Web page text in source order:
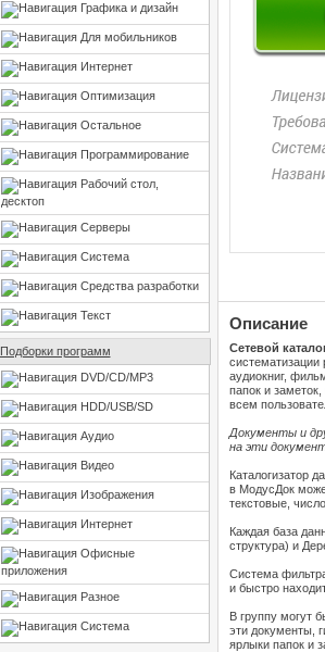
Графика и дизайн
Для мобильников
Интернет
Оптимизация
Остальное
Программирование
Рабочий стол,
десктоп
Серверы
Система
Средства разработки
Текст
Подборки программ
DVD/CD/MP3
HDD/USB/SD
Аудио
Видео
Изображения
Интернет
Офисные
приложения
Разное
Система
Описание
Сетевой
систематизации
аудиокниг,
папок и
всем
Документы и
на эти
Каталогизатор
в МодусДок
текстовые,
Каждая база
структура) и
Система
и быстро
В группу могут
эти документы,
ярлыки папок и